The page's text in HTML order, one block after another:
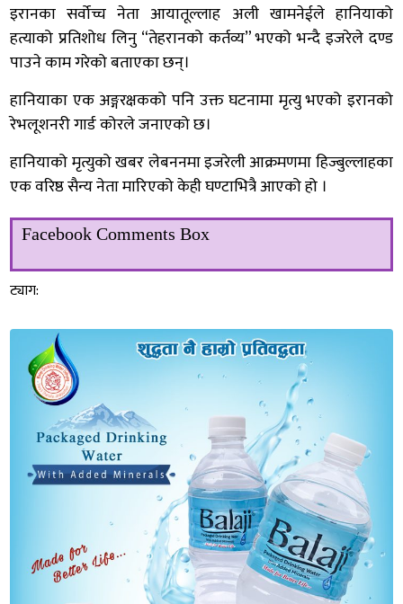
इरानका सर्वोच्च नेता आयातूल्लाह अली खामनेईले हानियाको
हत्याको प्रतिशोध लिनु “तेहरानको कर्तव्य” भएको भन्दै इजरेले दण्ड
पाउने काम गरेको बताएका छन्।
हानियाका एक अङ्गरक्षकको पनि उक्त घटनामा मृत्यु भएको इरानको
रेभलूशनरी गार्ड कोरले जनाएको छ।
हानियाको मृत्युको खबर लेबननमा इजरेली आक्रमणमा हिज्बुल्लाहका
एक वरिष्ठ सैन्य नेता मारिएको केही घण्टाभित्रै आएको हो ।
Facebook Comments Box
ट्याग: